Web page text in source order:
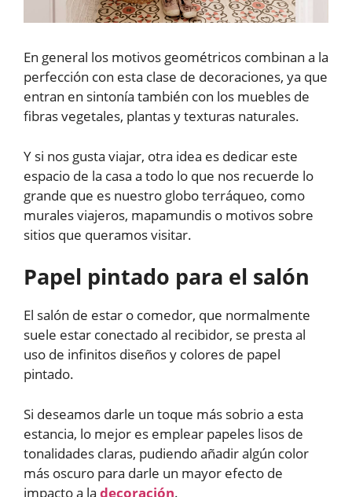
En general los motivos geométricos combinan a la
perfección con esta clase de decoraciones, ya que
entran en sintonía también con los muebles de
fibras vegetales, plantas y texturas naturales.
Y si nos gusta viajar, otra idea es dedicar este
espacio de la casa a todo lo que nos recuerde lo
grande que es nuestro globo terráqueo, como
murales viajeros, mapamundis o motivos sobre
sitios que queramos visitar.
Papel pintado para el salón
El salón de estar o comedor, que normalmente
suele estar conectado al recibidor, se presta al
uso de infinitos diseños y colores de papel
pintado.
Si deseamos darle un toque más sobrio a esta
estancia, lo mejor es emplear papeles lisos de
tonalidades claras, pudiendo añadir algún color
más oscuro para darle un mayor efecto de
impacto a la decoración.